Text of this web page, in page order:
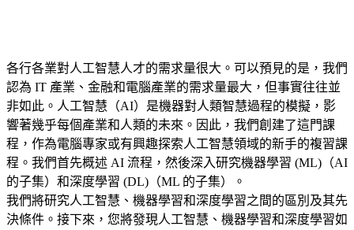
各行各業對人工智慧人才的需求量很大。可以預見的是，我們
認為 IT 產業、金融和電腦產業的需求量最大，但事實往往並
非如此。人工智慧（AI）是機器對人類智慧過程的模擬，影
響著幾乎每個產業和人類的未來。因此，我們創建了這門課
程，作為電腦專家或有興趣探索人工智慧領域的新手的複習課
程。我們首先概述 AI 流程，然後深入研究機器學習 (ML)（AI
的子集）和深度學習 (DL)（ML 的子集）。
我們將研究人工智慧、機器學習和深度學習之間的區別及其先
決條件。接下來，您將發現人工智慧、機器學習和深度學習如